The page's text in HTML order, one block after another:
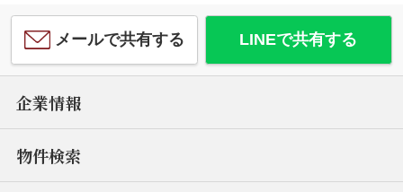
メールで共有する LINEで共有する
企業情報
物件検索